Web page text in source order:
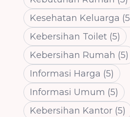
Kesehatan Keluarga (5
Kebersihan Toilet (5)
Kebersihan Rumah (5)
Informasi Harga (5)
Informasi Umum (5)
Kebersihan Kantor (5)